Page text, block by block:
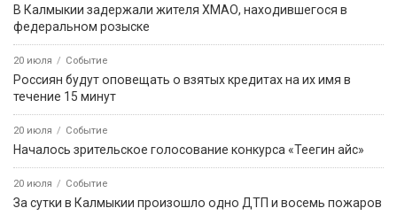
В Калмыкии задержали жителя ХМАО, находившегося в
федеральном розыске
20 июля Событие
Россиян будут оповещать о взятых кредитах на их имя в
течение 15 минут
20 июля Событие
Началось зрительское голосование конкурса «Теегин айс»
20 июля Событие
За сутки в Калмыкии произошло одно ДТП и восемь пожаров